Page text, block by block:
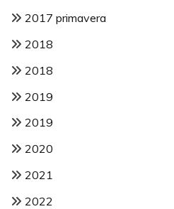
2017 primavera
2018
2018
2019
2019
2020
2021
2022